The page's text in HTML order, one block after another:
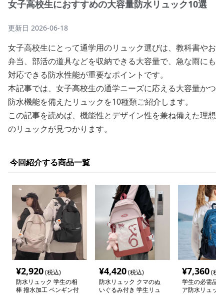
女子高校生におすすめの大容量防水リュック10選
更新日 2026-06-18
女子高校生にとって通学用のリュック選びは、教科書やお
弁当、部活の道具などを収納できる大容量で、急な雨にも
対応できる防水性能が重要なポイントです。
本記事では、女子高校生の通学ニーズに応える大容量かつ
防水機能を備えたリュックを10種類ご紹介します。
この記事を読めば、機能性とデザイン性を兼ね備えた理想
のリュックが見つかります。
今回紹介する商品一覧
¥2,920(税込)
防水リュック 学生の相
棒 撥水加工 ペンギン付
¥4,420(税込)
防水リュック クマのぬ
いぐるみ付き 学生リュ
¥7,360(税
学生の必需品
ア防水リュック